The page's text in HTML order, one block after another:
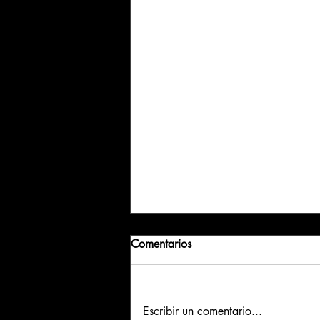
Comentarios
Escribir un comentario...